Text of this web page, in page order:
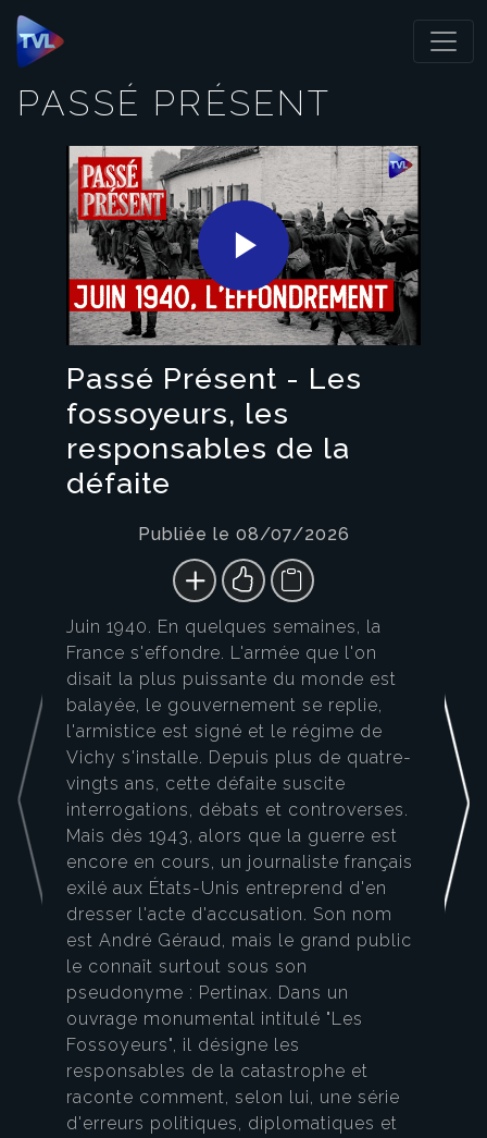
Panneau de gestion des cookies
PASSÉ PRÉSENT
Play
Video
Passé Présent - Les
fossoyeurs, les
responsables de la
défaite
Publiée le 08/07/2026
Juin 1940. En quelques semaines, la
France s'effondre. L'armée que l'on
disait la plus puissante du monde est
balayée, le gouvernement se replie,
l'armistice est signé et le régime de
Vichy s'installe. Depuis plus de quatre-
vingts ans, cette défaite suscite
interrogations, débats et controverses.
Mais dès 1943, alors que la guerre est
encore en cours, un journaliste français
exilé aux États-Unis entreprend d'en
dresser l'acte d'accusation. Son nom
est André Géraud, mais le grand public
le connaît surtout sous son
pseudonyme : Pertinax. Dans un
ouvrage monumental intitulé "Les
Fossoyeurs", il désigne les
responsables de la catastrophe et
raconte comment, selon lui, une série
d'erreurs politiques, diplomatiques et